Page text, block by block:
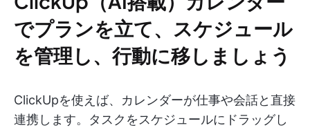
でプランを立て、スケジュール
を管理し、行動に移しましょう
ClickUpを使えば、カレンダーが仕事や会話と直接
連携します。タスクをスケジュールにドラッグし